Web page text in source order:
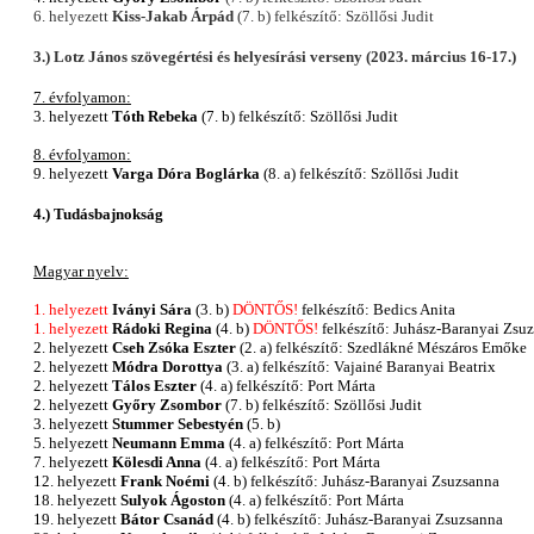
6. helyezett Kiss-Jakab Árpád(7. b) felkészítő: Szöllősi Judit
3.) Lotz János szövegértési és helyesírási verseny (2023. március 16-17.)
7. évfolyamon:
3. helyezett Tóth Rebeka (7. b) felkészítő: Szöllősi Judit
8. évfolyamon:
9. helyezett Varga Dóra Boglárka (8. a) felkészítő: Szöllősi Judit
4.) Tudásbajnokság
Magyar nyelv:
1. helyezett Iványi Sára (3. b) DÖNTŐS! felkészítő: Bedics Anita
1. helyezett Rádoki Regina (4. b) DÖNTŐS! felkészítő: Juhász-Baranyai
2. helyezett Cseh Zsóka Eszter (2. a) felkészítő: Szedlákné Mészáros Emőke
2. helyezett Módra Dorottya (3. a) felkészítő: Vajainé Baranyai Beatrix
2. helyezett Tálos Eszter (4. a) felkészítő: Port Márta
2. helyezett Győry Zsombor (7. b) felkészítő: Szöllősi Judit
3. helyezett Stummer Sebestyén(5. b)
5. helyezett Neumann Emma (4. a) felkészítő: Port Márta
7. helyezett Kölesdi Anna (4. a) felkészítő: Port Márta
12. helyezett Frank Noémi (4. b) felkészítő: Juhász-Baranyai Zsuzsanna
18. helyezett Sulyok Ágoston(4. a) felkészítő: Port Márta
19. helyezett Bátor Csanád(4. b) felkészítő: Juhász-Baranyai Zsuzsanna